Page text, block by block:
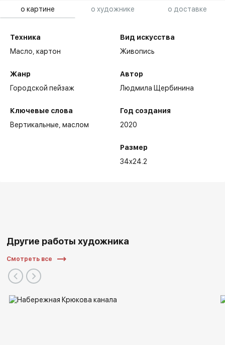
о картине о художнике о доставке
Техника
Масло,картон
Жанр
Городской пейзаж
Ключевые слова
Вертикальные маслом
Вид искусства
Живопись
Автор
Людмила Щербинина
Год создания
2020
Размер
34x24.2
Другие работы художника
Смотреть все